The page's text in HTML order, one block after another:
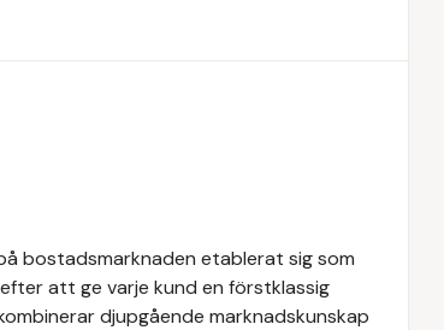
bostadsmarknaden etablerat sig som
att ge varje kund en förstklassig
djupgående marknadskunskap